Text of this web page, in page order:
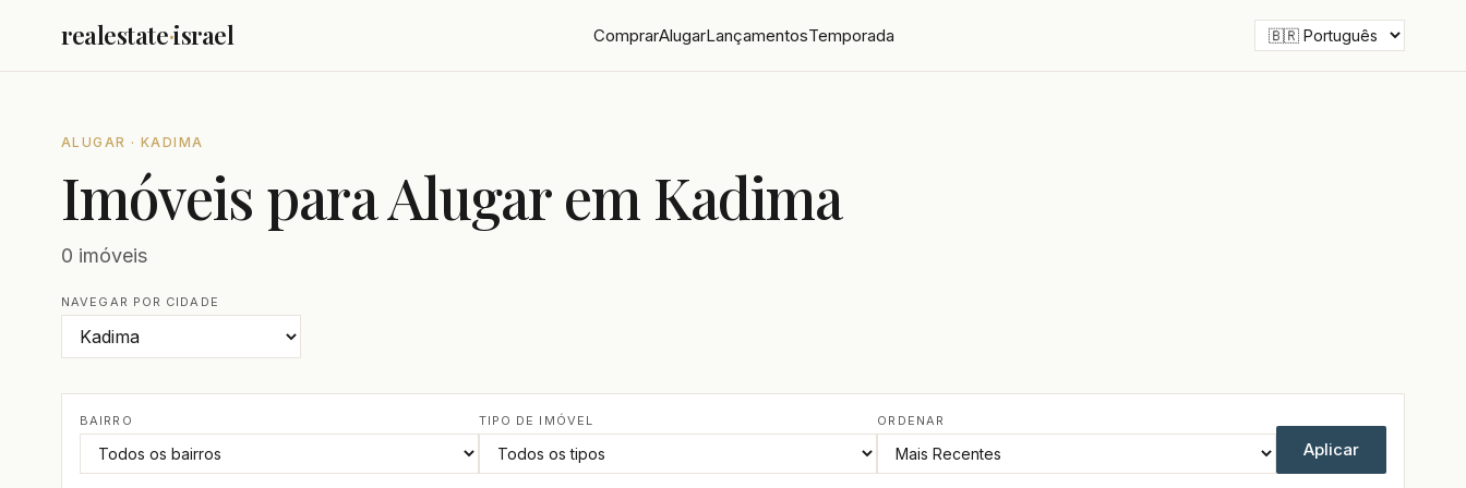
realestate·israel ComprarAlugarLançamentosTemporada
ALUGAR · KADIMA
Imóveis para Alugar em Kadima
0 imóveis
NAVEGAR POR CIDADE
BAIRRO TIPO DE IMÓVEL ORDENAR
Aplicar